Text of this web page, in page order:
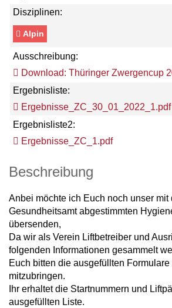
Disziplinen:
Alpin
Ausschreibung:
Download: Thüringer Zwergencup
Ergebnisliste:
Ergebnisse_ZC_30_01_2022_1.pdf
Ergebnisliste2:
Ergebnisse_ZC_1.pdf
Beschreibung
Anbei möchte ich Euch noch unser mit
Gesundheitsamt abgestimmten
übersenden,
Da wir als Verein Liftbetreiber und
folgenden Informationen gesammelt
Euch bitten die ausgefüllten
mitzubringen.
Ihr erhaltet die Startnummern und
ausgefüllten Liste.